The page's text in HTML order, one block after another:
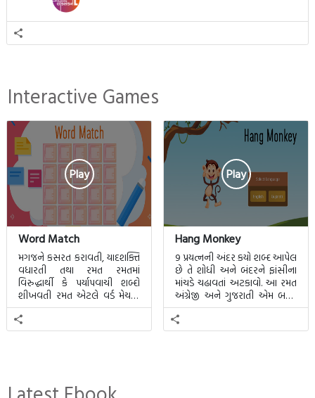
Interactive Games
Play
Word Match
મગજને કસરત કરાવતી, યાદશક્તિ
વધારતી તથા રમત રમતમાં
વિરુદ્ધાર્થી કે પર્યાપવાચી શબ્દો
શીખવતી રમત એટલે વર્ડ મેચમાં.
આ રમતમાં 20 બ્લોક પાછળ 20
શબ્દો છુપાયેલા હશે.
Play
Hang Monkey
9 પ્રયત્નની અંદર કયો શબ્દ આપેલ
છે તે શોધી અને બંદરને ફાંસીના
માંચડે ચઢાવતાં અટકાવો. આ રમત
અંગ્રેજી અને ગુજરાતી એમ બન્ને
ભાષા માટે રમી શકાશે.